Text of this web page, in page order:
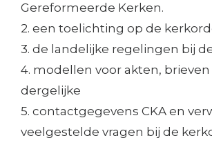
Gereformeerde Kerken.
2. een toelichting op de
3. de landelijke regelingen bij
4. modellen voor akten, brieven
dergelijke
5. contactgegevens CKA en
veelgestelde vragen bij de